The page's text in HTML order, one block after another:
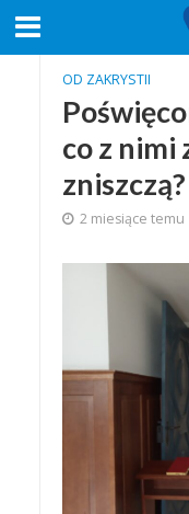
OD ZAKRYSTII
co z nimi
zniszczą?
2 miesiące temu